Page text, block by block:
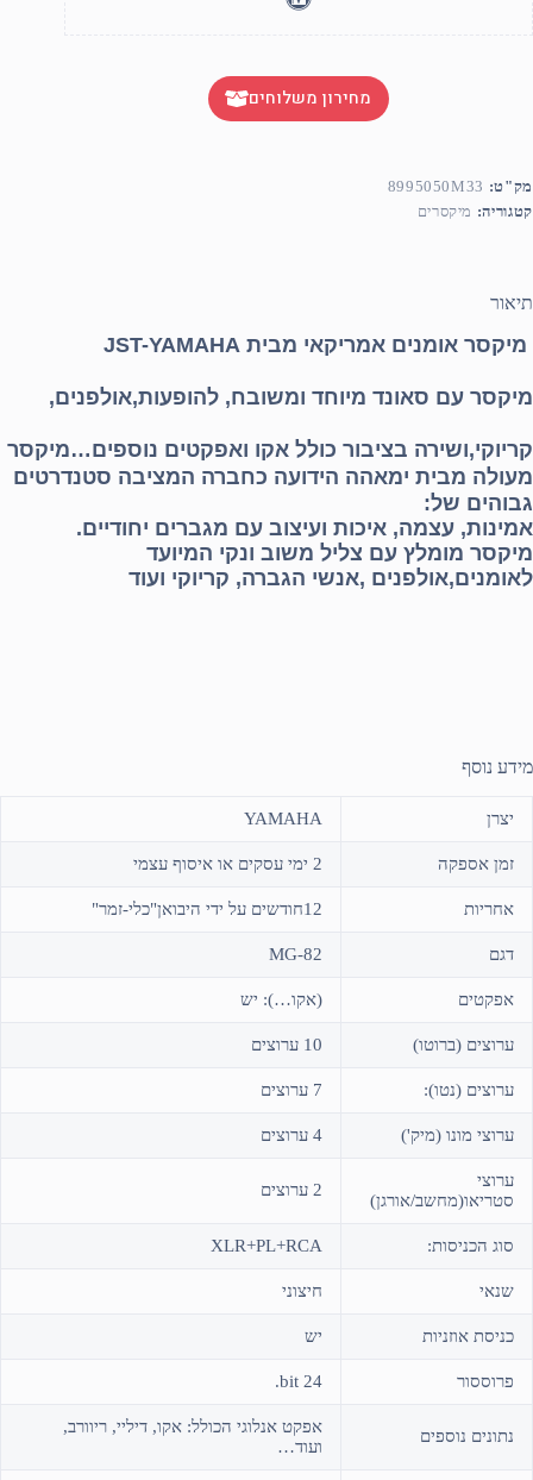
מחירון משלוחים
מק"ט: 8995050M33
קטגוריה: מיקסרים
תיאור
מיקסר אומנים אמריקאי מבית JST-YAMAHA
מיקסר עם סאונד מיוחד ומשובח, להופעות,אולפנים,
קריוקי,ושירה בציבור כולל אקו ואפקטים נוספים…מיקסר
מעולה מבית ימאהה הידועה כחברה המציבה סטנדרטים
גבוהים של:
אמינות, עצמה, איכות ועיצוב עם מגברים יחודיים.
מיקסר מומלץ עם צליל משוב ונקי המיועד
לאומנים,אולפנים ,אנשי הגברה, קריוקי ועוד
מידע נוסף
יצרן YAMAHA
זמן אספקה 2 ימי עסקים או איסוף עצמי
אחריות 12חודשים על ידי היבואן"כלי-זמר"
דגם MG-82
אפקטים (אקו…): יש
ערוצים (ברוטו) 10 ערוצים
ערוצים (נטו): 7 ערוצים
ערוצי מונו (מיק') 4 ערוצים
ערוצי
סטריאו(מחשב/אורגן)
2 ערוצים
סוג הכניסות: XLR+PL+RCA
שנאי חיצוני
כניסת אוזניות יש
פרוססור 24 bit.
נתונים נוספים
אפקט אנלוגי הכולל: אקו, דיליי, ריוורב,
ועוד…